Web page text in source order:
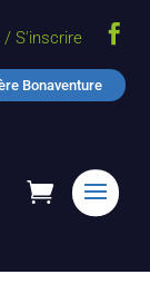
/ S'inscrire 
Bonaventure